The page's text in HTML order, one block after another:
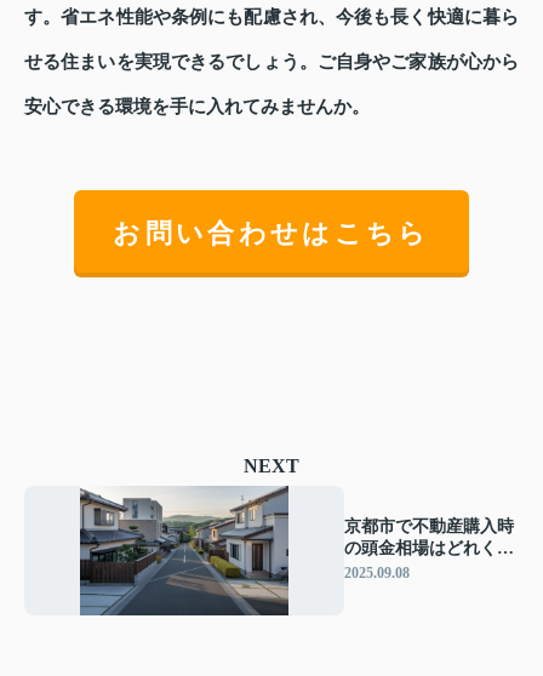
す。省エネ性能や条例にも配慮され、今後も長く快適に暮ら
せる住まいを実現できるでしょう。ご自身やご家族が心から
安心できる環境を手に入れてみませんか。
お問い合わせはこちら
NEXT
京都市で不動産購入時
の頭金相場はどれくら
い？頭金設定や資金計
2025.09.08